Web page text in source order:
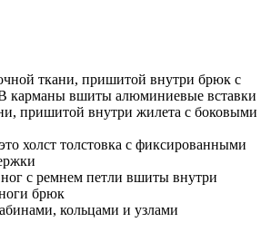
ткани, пришитой внутри брюк с
карманы вшиты алюминиевые вставки
пришитой внутри жилета с боковыми
холст толстовка с фиксированными
с ремнем петли вшиты внутри
брюк
кольцами и узлами